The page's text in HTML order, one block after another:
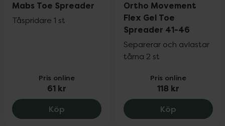
Mabs Toe Spreader
Tåspridare 1 st
Pris online
61 kr
Köp Mabs Toe Spreader, 61 kr.
Ortho Movement
Flex Gel Toe
Spreader 41-46
Separerar och avlastar
tårna 2 st
Pris online
118 kr
Köp Ortho